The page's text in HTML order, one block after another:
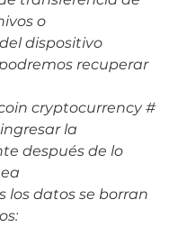
o
dispositivo
recuperar
cryptocurrency #
la
después de lo
datos se borran